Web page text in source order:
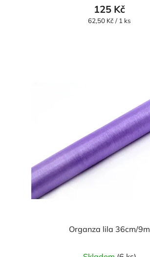
125 Kč
Měrná
62,50 Kč / 1 ks
Organza lila 36cm/9m